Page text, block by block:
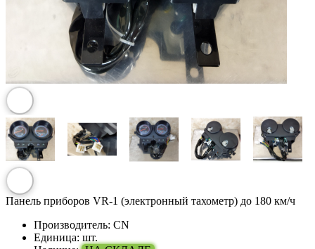
Панель приборов VR-1 (электронный тахометр) до 180 км/ч
Производитель: CN
Единица: шт.